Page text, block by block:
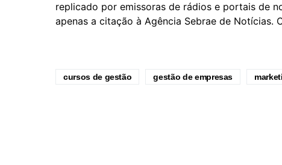
replicado por emissoras de rádios e portais de
apenas a citação à Agência Sebrae de Notícias.
cursos de gestão gestão de empresas